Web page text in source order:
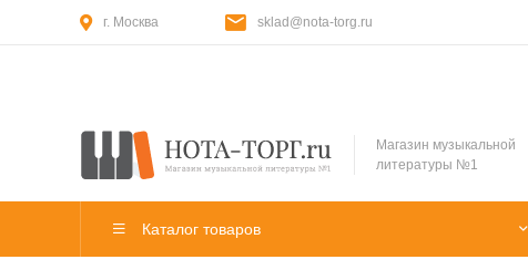
г. Москва sklad@nota-torg.ru
Магазин музыкальной
литературы №1
Каталог товаров